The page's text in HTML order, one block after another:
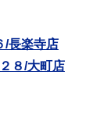
/長楽寺店
８/大町店